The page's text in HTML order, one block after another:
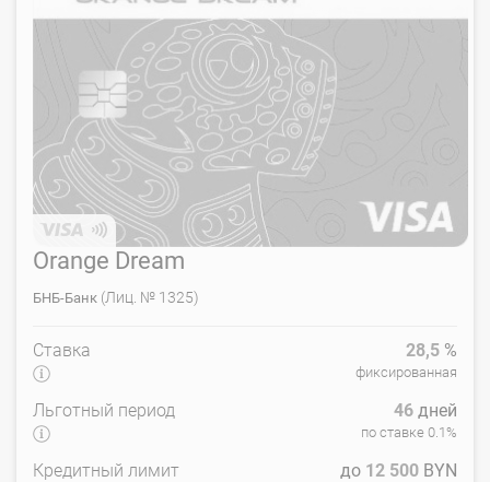
Orange Dream
БНБ-Банк (Лиц. № 1325)
Ставка 28,5 %
фиксированная
Льготный период 46 дней
по ставке 0.1%
Кредитный лимит до 12 500 BYN